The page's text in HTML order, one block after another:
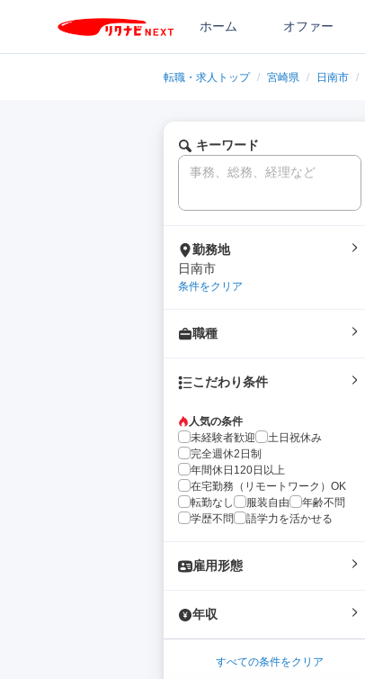
ホーム オファー
転職・求人トップ / 宮崎県 / 日南市 /
キーワード
勤務地
日南市
条件をクリア
職種
こだわり条件
人気の条件
未経験者歓迎
土日祝休み
完全週休2日制
年間休日120日以上
在宅勤務（リモートワーク）OK
転勤なし
服装自由
年齢不問
学歴不問
語学力を活かせる
雇用形態
年収
すべての条件をクリア